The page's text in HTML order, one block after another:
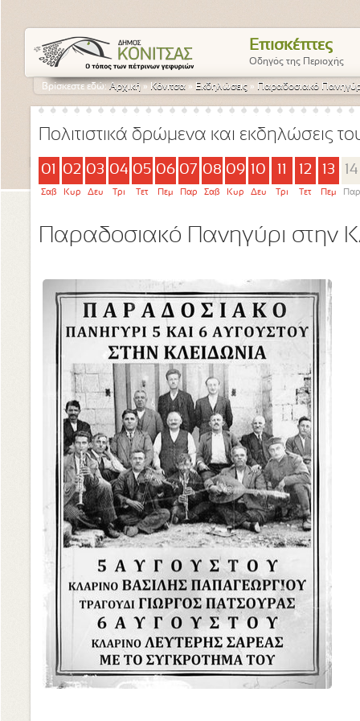
Επισκέπτες
Οδηγός της Περιοχής
Βρίσκεστε εδώ:Αρχική » Κόνιτσα » Εκδηλώσεις » Παραδοσιακό
Πολιτιστικά δρώμενα και εκδηλώσεις
01
Σαβ
02
Κυρ
03
Δευ
04
Τρι
05
Τετ
06
Πεμ
07
Παρ
08
Σαβ
09
Κυρ
10
Δευ Τρι
12
Τετ
13
Πεμ
14
Παρ
Παραδοσιακό Πανηγύρι στην